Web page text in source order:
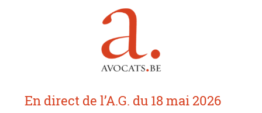
En direct de l’A.G. du 18 mai 2026